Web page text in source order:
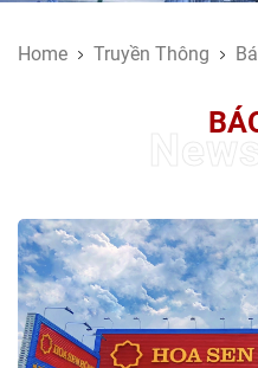
Home Truyền Thông